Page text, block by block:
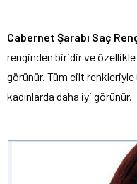
Cabernet Şarabı Saç
renginden biridir ve özellikle
görünür. Tüm cilt renkleriyle
kadınlarda daha iyi görünür.